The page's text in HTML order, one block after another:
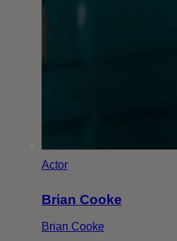
Actor
Brian Cooke
Brian Cooke